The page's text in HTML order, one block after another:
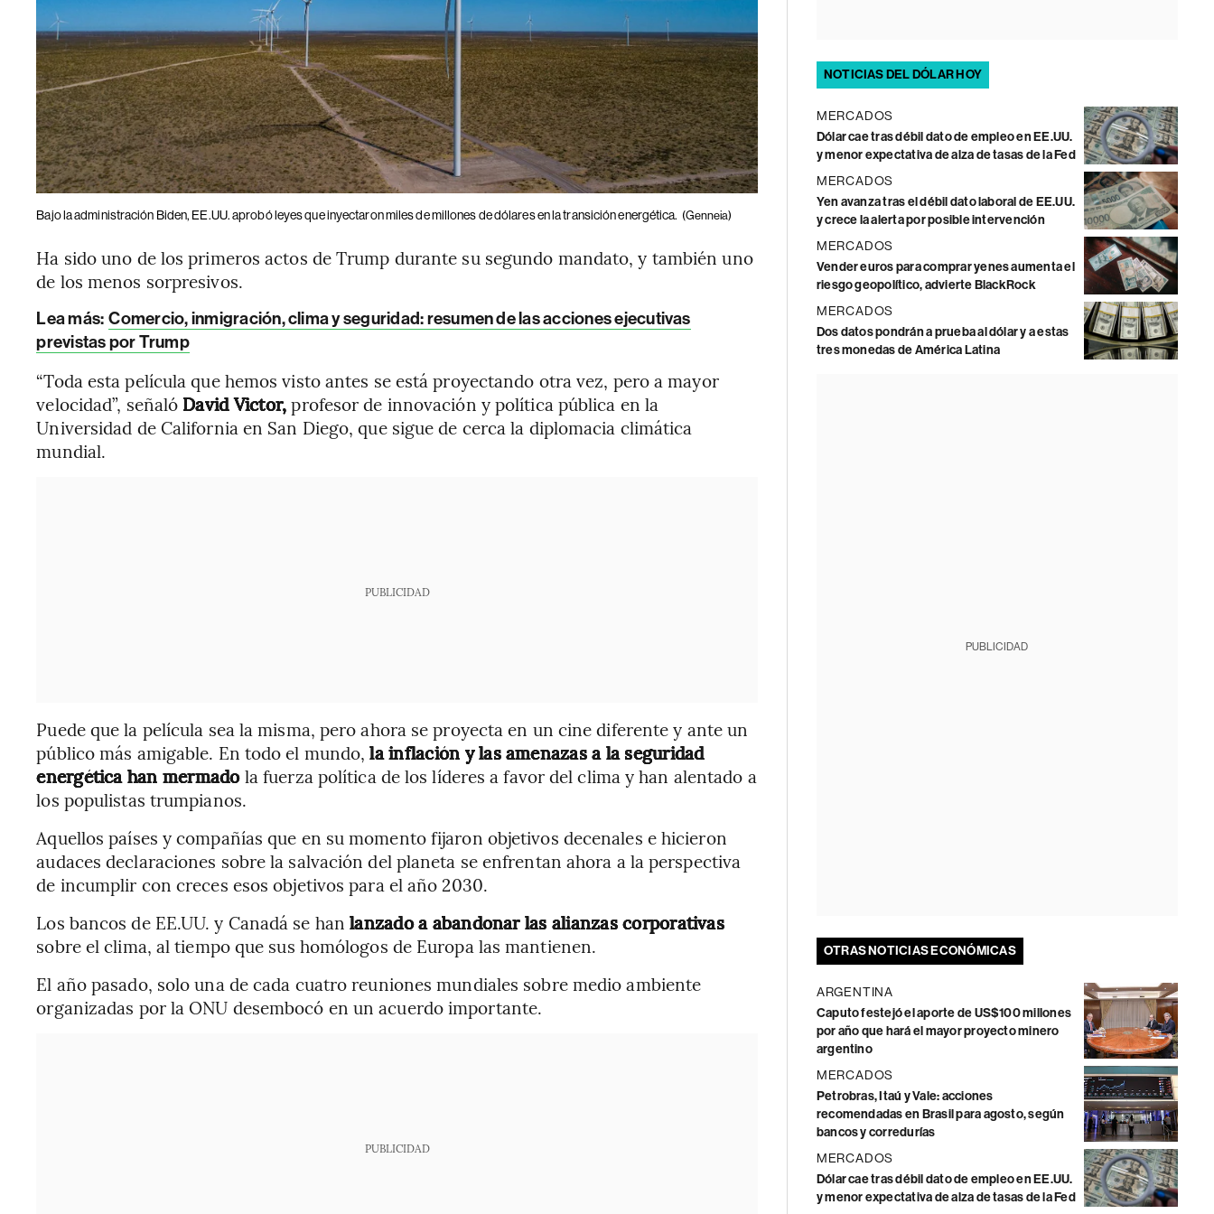
Bajo la administración Biden, EE.UU. aprobó leyes que inyectaron miles de millones de dólares en la transición energética. (Genneia)
Ha sido uno de los primeros actos de Trump durante su segundo mandato, y también uno
de los menos sorpresivos.
Lea más: Comercio, inmigración, clima y seguridad: resumen de las acciones ejecutivas
previstas por Trump
“Toda esta película que hemos visto antes se está proyectando otra vez, pero a mayor
velocidad”, señaló David Victor,profesor de innovación y política pública en la
Universidad de California en San Diego, que sigue de cerca la diplomacia climática
mundial.
PUBLICIDAD
Puede que la película sea la misma, pero ahora se proyecta en un cine diferente y ante un
público más amigable. En todo el mundo, la inflación y las amenazas a la seguridad
energética han mermadola fuerza política de los líderes a favor del clima y han alentado a
los populistas trumpianos.
Aquellos países y compañías que en su momento fijaron objetivos decenales e hicieron
audaces declaraciones sobre la salvación del planeta se enfrentan ahora a la perspectiva
de incumplir con creces esos objetivos para el año 2030.
Los bancos de EE.UU. y Canadá se han lanzado a abandonar las alianzas corporativas
sobre el clima, al tiempo que sus homólogos de Europa las mantienen.
El año pasado, solo una de cada cuatro reuniones mundiales sobre medio ambiente
organizadas por la ONU desembocó en un acuerdo importante.
PUBLICIDAD
NOTICIAS DEL DÓLAR HOY
MERCADOS
Dólar cae tras débil dato de empleo en EE.UU.
y menor expectativa de alza de tasas de la Fed
MERCADOS
Yen avanza tras el débil dato laboral de EE.UU.
y crece la alerta por posible intervención
MERCADOS
Vender euros para comprar yenes aumenta el
riesgo geopolítico, advierte BlackRock
MERCADOS
Dos datos pondrán a prueba al dólar y a estas
tres monedas de América Latina
PUBLICIDAD
OTRAS NOTICIAS ECONÓMICAS
ARGENTINA
Caputo festejó el aporte de US$100 millones
por año que hará el mayor proyecto minero
argentino
MERCADOS
Petrobras, Itaú y Vale: acciones
recomendadas en Brasil para agosto, según
bancos y corredurías
MERCADOS
Dólar cae tras débil dato de empleo en EE.UU.
y menor expectativa de alza de tasas de la Fed